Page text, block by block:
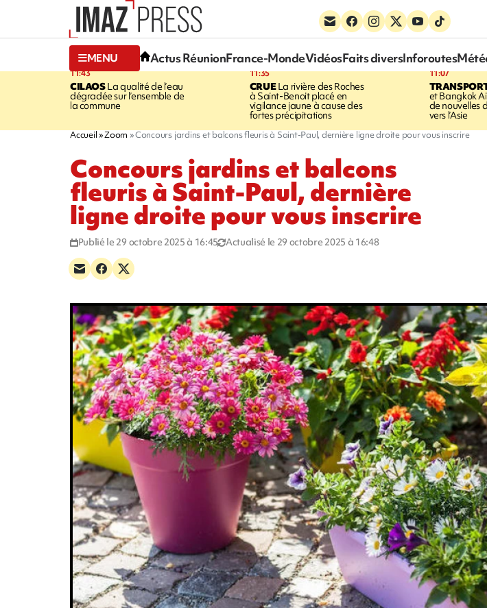
MENU Actus RéunionFrance-MondeVidéosFaits diversInforoutes
11:43
CILAOSLa qualité de l’eau
dégradée sur l’ensemble de
la commune
11:35
CRUELa rivière des Roches
à Saint-Benoit placé en
vigilance jaune à cause des
fortes précipitations
11:07
et Bangkok
de nouvelles
vers l’Asie
Accueil Zoom Concours jardins et balcons fleuris à Saint-Paul, dernière ligne droite pour vous inscrire
Concours jardins et balcons
fleuris à Saint-Paul, dernière
ligne droite pour vous inscrire
Publié le 29 octobre 2025 à 16:45 Actualisé le 29 octobre 2025 à 16:48